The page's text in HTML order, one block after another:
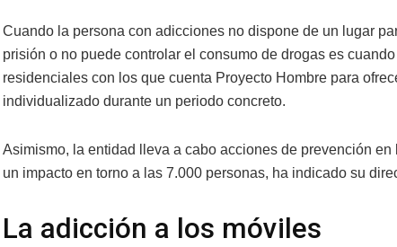
Cuando la persona con adicciones no dispone de un lugar
prisión o no puede controlar el consumo de drogas es
residenciales con los que cuenta Proyecto Hombre para
individualizado durante un periodo concreto.
Asimismo, la entidad lleva a cabo acciones de prevención en
un impacto en torno a las 7.000 personas, ha indicado su
La adicción a los móviles